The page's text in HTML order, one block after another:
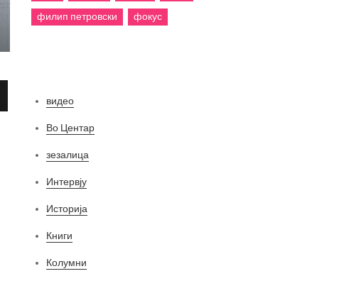
филип петровски
фокус
видео
Во Центар
зезалица
Интервју
Историја
Книги
Колумни